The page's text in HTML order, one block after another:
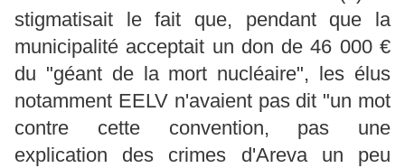
stigmatisait le fait que, pendant que la
municipalité acceptait un don de 46 000 €
du "géant de la mort nucléaire", les élus
notamment EELV n'avaient pas dit "un mot
contre cette convention, pas une
explication des crimes d'Areva un peu